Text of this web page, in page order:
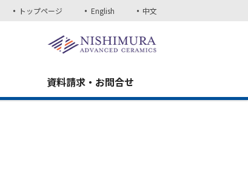
トップページ English 中文
資料請求・お問合せ